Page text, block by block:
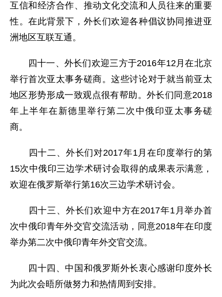
互信和经济合作、推动文化交流和人员往来的重要
性。在此背景下，外长们欢迎各种倡议协同推进亚
洲地区互联互通。
四十一、外长们欢迎三方于2016年12月在北京
举行首次亚太事务磋商。这些讨论对于就当前亚太
地区形势形成一致观点很有帮助。外长们同意2018
年上半年在新德里举行第二次中俄印亚太事务磋
商。
四十二、外长们对2017年1月在印度举行的第
15次中俄印三边学术研讨会取得的成果表示满意，
欢迎在俄罗斯举行第16次三边学术研讨会。
四十三、外长们欢迎中方在2017年1月举办首
次中俄印青年外交官交流活动，同意2018年在印度
举办第二次中俄印青年外交官交流。
四十四、中国和俄罗斯外长衷心感谢印度外长
为此次会晤所做努力和热情周到安排。